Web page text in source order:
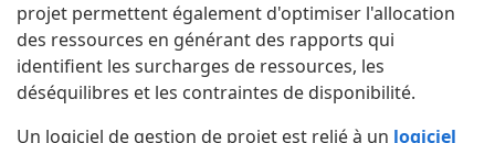
projet permettent également d'optimiser l'allocation
des ressources en générant des rapports qui
identifient les surcharges de ressources, les
déséquilibres et les contraintes de disponibilité.
Un logiciel de gestion de projet est relié à un logiciel